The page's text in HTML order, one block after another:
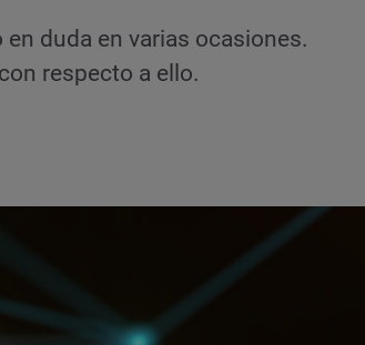
duda en varias ocasiones.
respecto a ello.